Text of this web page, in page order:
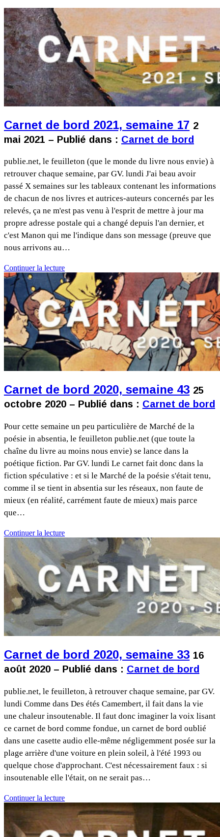
Carnet de bord 2021, semaine 17 2
mai 2021 – Publié dans : Carnet de bord
publie.net, le feuilleton (que le monde du livre nous envie) à
retrouver chaque semaine, par GV. lundi J'ai beau avoir
passé X semaines sur les tableaux contenant les informations
de chacun de nos livres et autrices-auteurs concernés par les
relevés, ça ne m'est pas venu à l'esprit de mettre à jour ma
propre adresse postale qui a changé depuis l'an dernier, et
c'est Manon qui me l'indique dans son message (preuve que
nous arrivons au…
Continuer la lecture
Carnet de bord 2020, semaine 43 25
octobre 2020 – Publié dans : Carnet de bord
Pour cette semaine un peu particulière de Marché de la
poésie in absentia, le feuilleton publie.net (que toute la
chaîne du livre au moins nous envie) se lance dans la
poétique fiction. Par GV. lundi Le carnet fait donc dans la
fiction spéculative : et si le Marché de la poésie s'était tenu,
comme il se tient in absentia sur les réseaux, non faute de
mieux (en réalité, carrément faute de mieux) mais parce
que…
Continuer la lecture
Carnet de bord 2020, semaine 33 16
août 2020 – Publié dans : Carnet de bord
publie.net, le feuilleton, à retrouver chaque semaine, par GV.
lundi Comme dans Des étés Camembert, il fait dans la vie
une chaleur insoutenable. Il faut donc imaginer la voix lisant
ce carnet de bord comme fondue, un carnet de bord oublié
dans une casette audio elle-même négligemment posée sur la
plage arrière d'une voiture en plein soleil, à l'été 1993 ou
quelque chose d'approchant. C'est nécessairement faux : si
insoutenable elle l'était, on ne serait pas…
Continuer la lecture